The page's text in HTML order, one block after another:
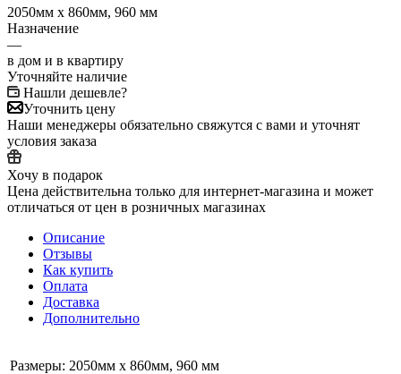
2050мм х 860мм, 960 мм
Назначение
—
в дом и в квартиру
Уточняйте наличие
Нашли дешевле?
Уточнить цену
Наши менеджеры обязательно свяжутся с вами и уточнят
условия заказа
Хочу в подарок
Цена действительна только для интернет-магазина и может
отличаться от цен в розничных магазинах
Описание
Отзывы
Как купить
Оплата
Доставка
Дополнительно
Размеры: 2050мм х 860мм, 960 мм